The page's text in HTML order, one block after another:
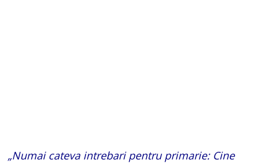
„Numai cateva intrebari pentru primarie: Cine